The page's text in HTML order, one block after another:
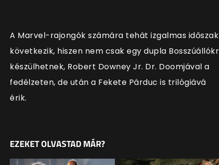
A Marvel-rajongók számára tehát izgalmas időszak
következik, hiszen nem csak egy dupla
készülhetnek, Robert Downey Jr. Dr. Doomjával a
fedélzeten, de után a Fekete Párduc is trilógiává
érik.
EZEKET OLVASTAD MÁR?